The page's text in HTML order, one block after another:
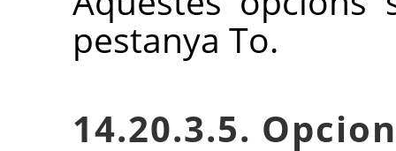
pestanya To.
14.20.3.5.